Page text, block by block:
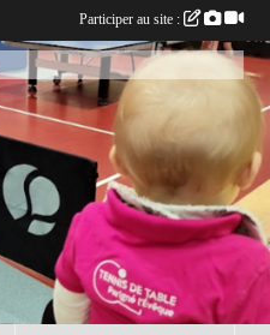
Participer au site :